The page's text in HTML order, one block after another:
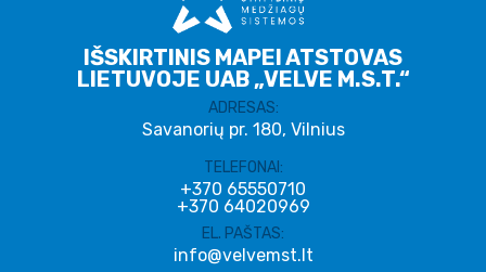
IŠSKIRTINIS MAPEI ATSTOVAS
LIETUVOJE UAB „VELVE M.S.T.“
ADRESAS:
Savanorių pr. 180, Vilnius
TELEFONAI:
+370 65550710
+370 64020969
EL. PAŠTAS:
info@velvemst.lt